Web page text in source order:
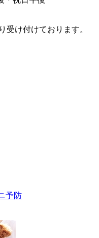
け付けております。
予防